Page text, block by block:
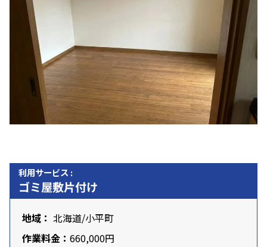
利用サービス :
ゴミ屋敷片付け
地域： 北海道/小平町
作業料金： 660,000円